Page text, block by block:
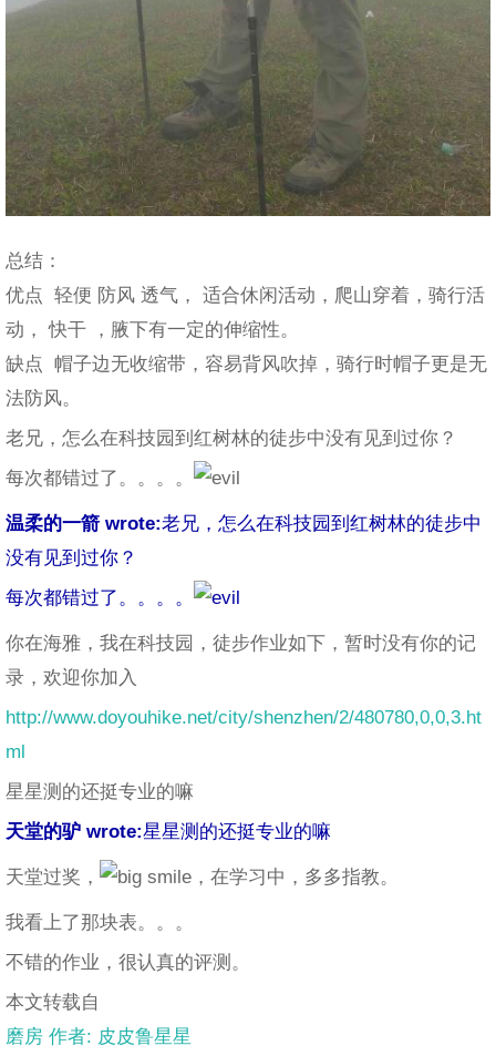
总结：
优点 轻便 防风 透气， 适合休闲活动，爬山穿着，骑行活
动， 快干 ，腋下有一定的伸缩性。
缺点 帽子边无收缩带，容易背风吹掉，骑行时帽子更是无
法防风。
老兄，怎么在科技园到红树林的徒步中没有见到过你？
每次都错过了。。。。
温柔的一箭 wrote:老兄，怎么在科技园到红树林的徒步中
没有见到过你？
每次都错过了。。。。
你在海雅，我在科技园，徒步作业如下，暂时没有你的记
录，欢迎你加入
http://www.doyouhike.net/city/shenzhen/2/480780,0,0,3.ht
ml
星星测的还挺专业的嘛
天堂的驴 wrote:星星测的还挺专业的嘛
天堂过奖， ，在学习中，多多指教。
我看上了那块表。。。
不错的作业，很认真的评测。
本文转载自
磨房 作者: 皮皮鲁星星